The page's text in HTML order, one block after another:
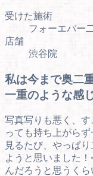
受けた施術
フォーエバー
店舗
渋谷院
私は今まで奥二
一重のような感
写真写りも悪く、
っても持ち上がら
見るたび、やっぱ
ようと思いました
んだろうと思うく